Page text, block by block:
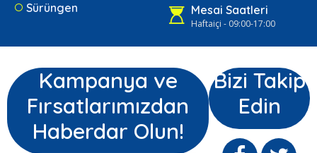
Sürüngen
Mesai Saatleri
Haftaiçi - 09:00-17:00
Kampanya ve
Fırsatlarımızdan
Haberdar Olun!
Bizi Takip
Edin